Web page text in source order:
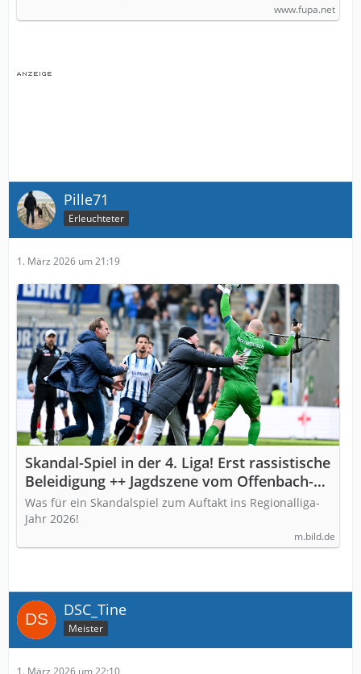
www.fupa.net
Pille71
Erleuchteter
1. März 2026 um 21:19
Skandal-Spiel in der 4. Liga! Erst rassistische
Beleidigung ++ Jagdszene vom Offenbach-
Boss
Was für ein Skandalspiel zum Auftakt ins Regionalliga-
Jahr 2026!
m.bild.de
DSC_Tine
Meister
1. März 2026 um 22:10